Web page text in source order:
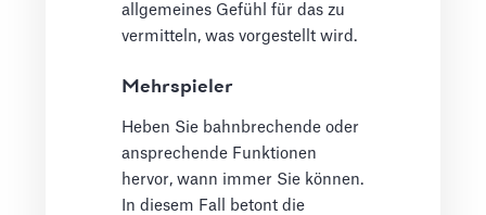
allgemeines Gefühl für das zu
vermitteln, was vorgestellt wird.
Mehrspieler
Heben Sie bahnbrechende oder
ansprechende Funktionen
hervor, wann immer Sie können.
In diesem Fall betont die